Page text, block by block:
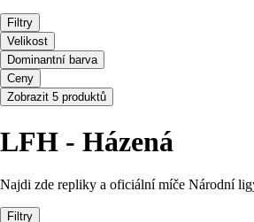
Filtry
Velikost
Dominantní barva
Ceny
Zobrazit 5 produktů
LFH - Házená
Najdi zde repliky a oficiální míče Národní
Filtry